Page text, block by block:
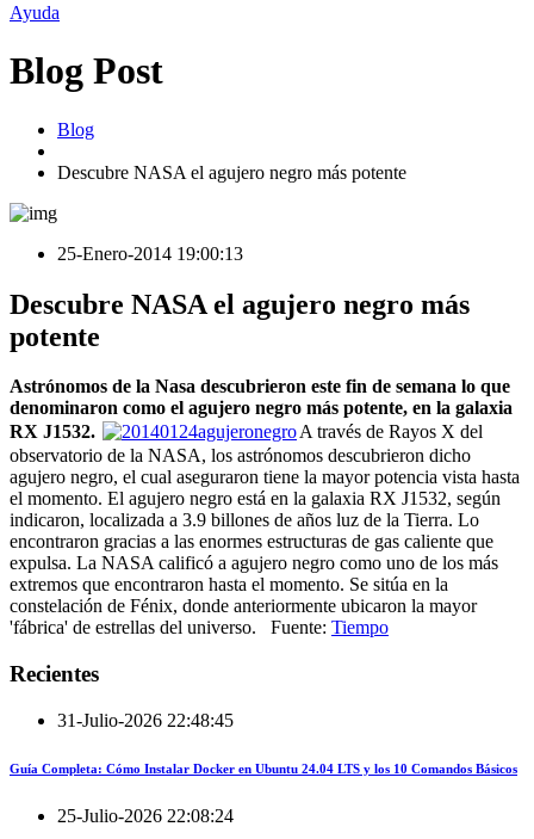
Ayuda
Blog Post
Blog
Descubre NASA el agujero negro más potente
25-Enero-2014 19:00:13
Descubre NASA el agujero negro más
potente
Astrónomos de la Nasa descubrieron este fin de semana lo que
denominaron como el agujero negro más potente, en la galaxia
RX J1532.
A través de Rayos X del
observatorio de la NASA, los astrónomos descubrieron dicho
agujero negro, el cual aseguraron tiene la mayor potencia vista hasta
el momento. El agujero negro está en la galaxia RX J1532, según
indicaron, localizada a 3.9 billones de años luz de la Tierra. Lo
encontraron gracias a las enormes estructuras de gas caliente que
expulsa. La NASA calificó a agujero negro como uno de los más
extremos que encontraron hasta el momento. Se sitúa en la
constelación de Fénix, donde anteriormente ubicaron la mayor
'fábrica' de estrellas del universo. Fuente: Tiempo
Recientes
31-Julio-2026 22:48:45
Guía Completa: Cómo Instalar Docker en Ubuntu 24.04 LTS y los 10 Comandos Básicos
25-Julio-2026 22:08:24